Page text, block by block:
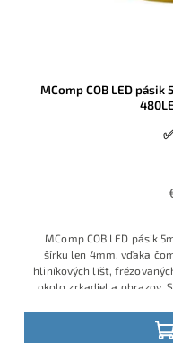
MComp COB LED
MComp COB LED pásik
šírku len 4mm, vďaka
hliníkových líšt,
okolo zrkadiel a obrazov.
480 diód/m zabezpečuje
6W/m